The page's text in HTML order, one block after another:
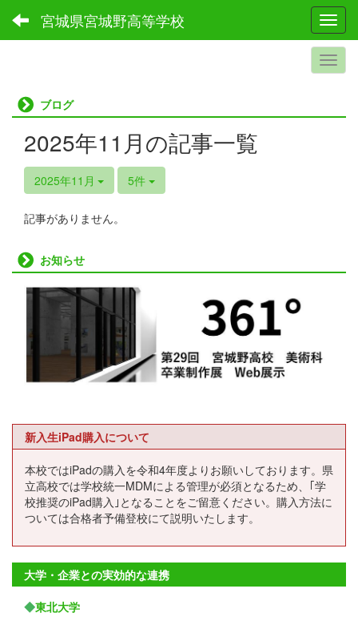
宮城県宮城野高等学校
ブログ
2025年11月の記事一覧
2025年11月 5件
記事がありません。
お知らせ
新入生iPad購入について
本校ではiPadの購入を令和4年度よりお願いしております。県
立高校では学校統一MDMによる管理が必須となるため、｢学
校推奨のiPad購入｣となることをご留意ください。購入方法に
ついては合格者予備登校にて説明いたします。
大学・企業との実効的な連携
◆東北大学